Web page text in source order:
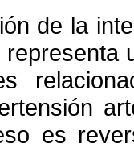
de la
representa
es